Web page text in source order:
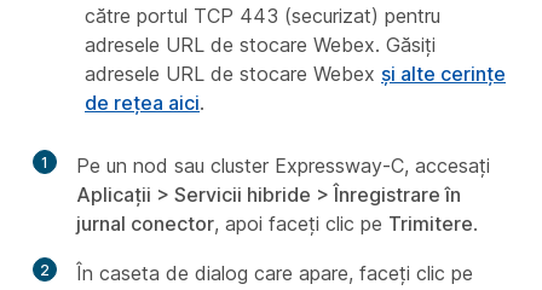
către portul TCP 443 (securizat) pentru
adresele URL de stocare Webex. Găsiți
adresele URL de stocare Webex și alte cerințe
de rețea aici.
1
Pe un nod sau cluster Expressway-C, accesați
Aplicații > Servicii hibride > Înregistrare în
jurnal conector, apoi faceți clic pe Trimitere.
2
În caseta de dialog care apare, faceți clic pe